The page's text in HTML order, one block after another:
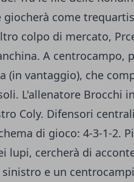
giocherà come
colpo di mercato,
A centrocampo,
(in vantaggio), che
L'allenatore Brocchi
Coly. Difensori
di gioco: 4-3-1-2.
lupi, cercherà di
e un